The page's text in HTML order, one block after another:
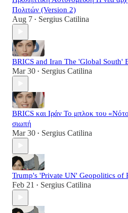
Πολιτών (Version 2)
Aug 7 • Sergius Catilina
BRICS and Iran The 'Global South'
Mar 30 • Sergius Catilina
BRICS και Ιράν Το μπλοκ του
σιωπή
Mar 30 • Sergius Catilina
Trump's 'Private UN' Geopolitics of
Feb 21 • Sergius Catilina